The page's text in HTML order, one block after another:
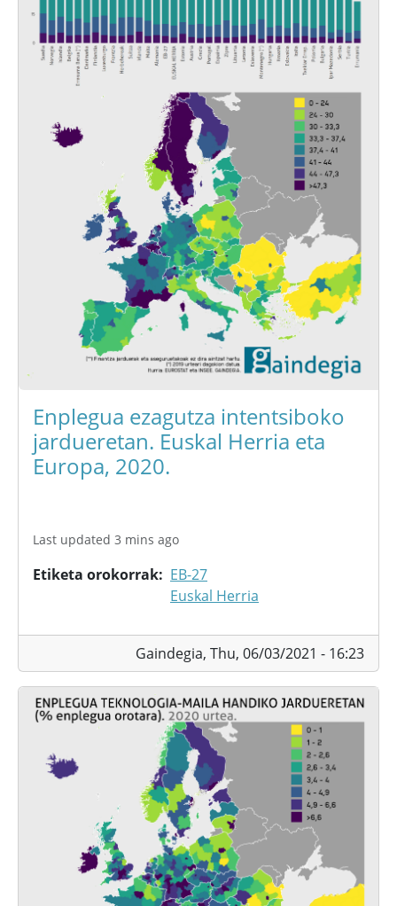
Enplegua ezagutza intentsiboko
jardueretan. Euskal Herria eta
Europa, 2020.
Last updated 3 mins ago
Etiketa orokorrak
EB-27
Euskal Herria
Gaindegia, Thu, 06/03/2021 - 16:23